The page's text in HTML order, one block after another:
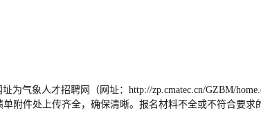
为气象人才招聘网（网址：http://zp.cmatec.cn/GZBM/
单附件处上传齐全，确保清晰。报名材料不全或不符合要